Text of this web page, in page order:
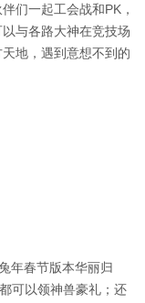
们一起工会战和PK，
与各路大神在竞技场
地，遇到意想不到的
年春节版本华丽归
可以领神兽豪礼；还